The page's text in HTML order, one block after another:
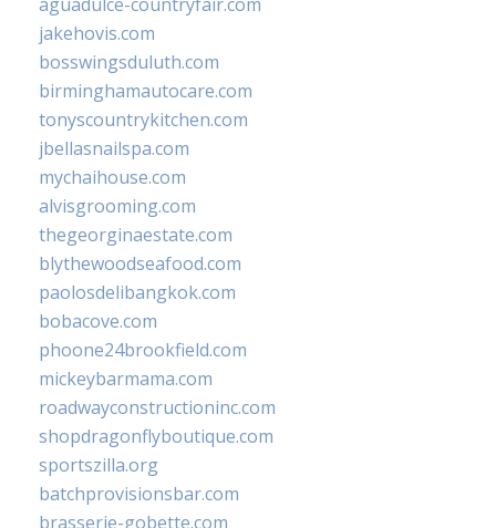
jakehovis.com
bosswingsduluth.com
birminghamautocare.com
tonyscountrykitchen.com
jbellasnailspa.com
mychaihouse.com
alvisgrooming.com
thegeorginaestate.com
blythewoodseafood.com
paolosdelibangkok.com
bobacove.com
phoone24brookfield.com
mickeybarmama.com
roadwayconstructioninc.com
shopdragonflyboutique.com
sportszilla.org
batchprovisionsbar.com
brasserie-gobette.com